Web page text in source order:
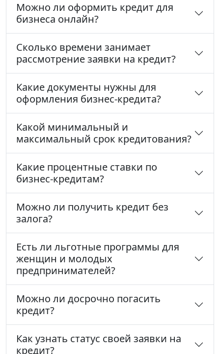
Можно ли оформить кредит для
бизнеса онлайн?
Сколько времени занимает
рассмотрение заявки на кредит?
Какие документы нужны для
оформления бизнес-кредита?
Какой минимальный и
максимальный срок кредитования?
Какие процентные ставки по
бизнес-кредитам?
Можно ли получить кредит без
залога?
Есть ли льготные программы для
женщин и молодых
предпринимателей?
Можно ли досрочно погасить
кредит?
Как узнать статус своей заявки на
кредит?